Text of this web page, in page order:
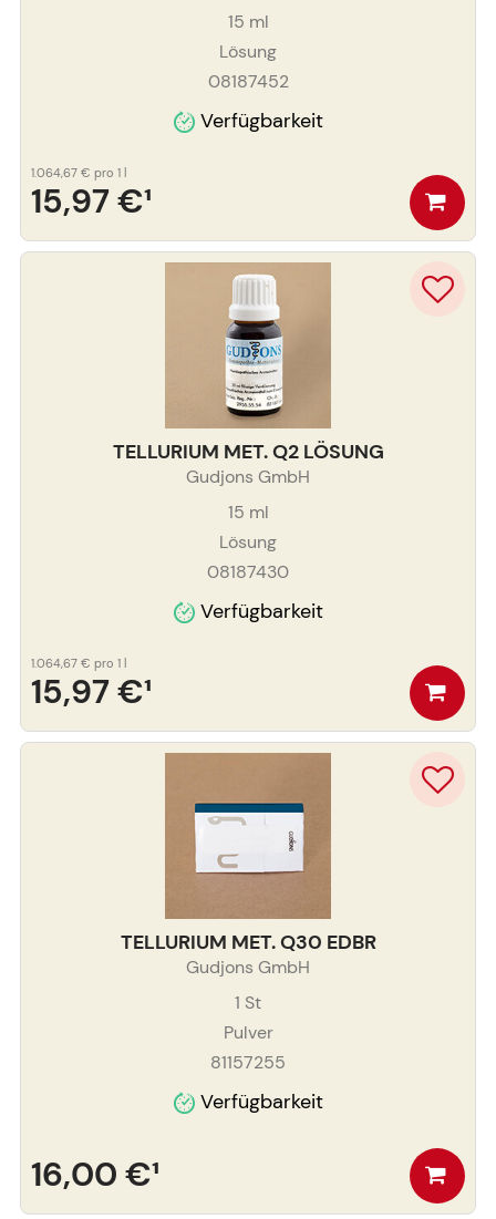
15 ml
Lösung
08187452
Verfügbarkeit
15,97 €¹
1.064,67 € pro 1 l
TELLURIUM MET. Q2 LÖSUNG
Gudjons GmbH
15 ml
Lösung
08187430
Verfügbarkeit
15,97 €¹
1.064,67 € pro 1 l
TELLURIUM MET. Q30 EDBR
Gudjons GmbH
1 St
Pulver
81157255
Verfügbarkeit
16,00 €¹